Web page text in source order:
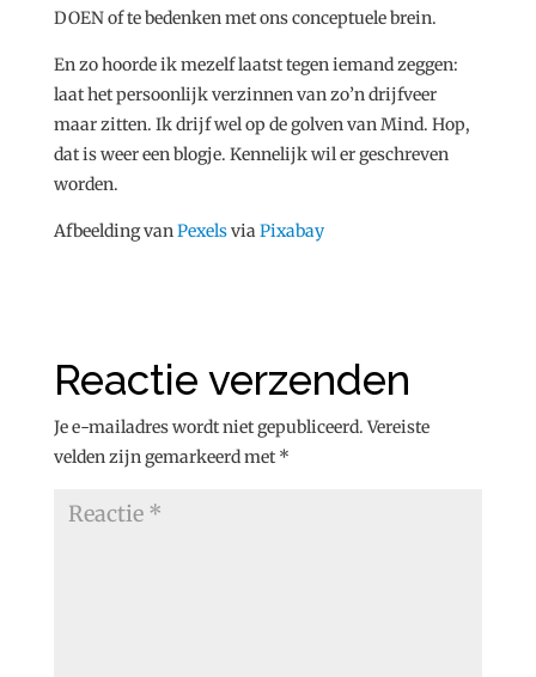
DOEN of te bedenken met ons conceptuele brein.
En zo hoorde ik mezelf laatst tegen iemand zeggen:
laat het persoonlijk verzinnen van zo’n drijfveer
maar zitten. Ik drijf wel op de golven van Mind. Hop,
dat is weer een blogje. Kennelijk wil er geschreven
worden.
Afbeelding van Pexelsvia Pixabay
Reactie verzenden
Je e-mailadres wordt niet gepubliceerd. Vereiste
velden zijn gemarkeerd met *